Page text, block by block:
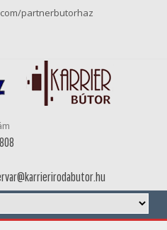
partnerbutorhaz